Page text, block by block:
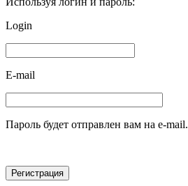
Login
E-mail
Пароль будет отправлен вам на e-mail.